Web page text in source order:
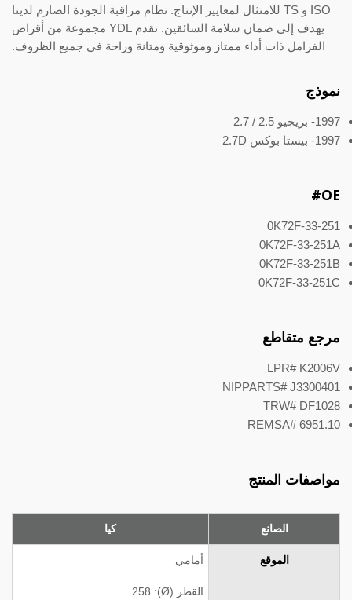
ISO و TS للامتثال لمعايير الإنتاج. نظام مراقبة الجودة الصارم لدينا
يهدف إلى ضمان سلامة السائقين. تقدم YDL مجموعة من أقراص
الفرامل ذات أداء ممتاز وموثوقية ومتانة وراحة في جميع الظروف.
نموذج
1997- بريجيو 2.5 / 2.7
1997- بيستا بوكس 2.7D
OE#
0K72F-33-251
0K72F-33-251A
0K72F-33-251B
0K72F-33-251C
مرجع متقاطع
LPR# K2006V
NIPPARTS# J3300401
TRW# DF1028
REMSA# 6951.10
مواصفات المنتج
الصانع كيا
الموقع أمامي
القطر (Ø): 258